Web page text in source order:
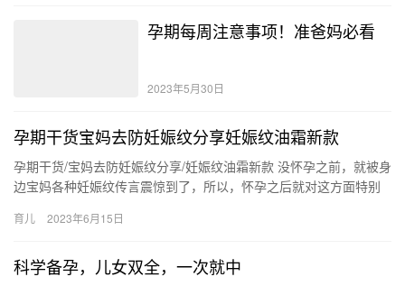
孕期每周注意事项！准爸妈必看
2023年5月30日
孕期干货宝妈去防妊娠纹分享妊娠纹油霜新款
孕期干货/宝妈去防妊娠纹分享/妊娠纹油霜新款 没怀孕之前，就被身
边宝妈各种妊娠纹传言震惊到了，所以，怀孕之后就对这方面特别
育儿 2023年6月15日
科学备孕，儿女双全，一次就中